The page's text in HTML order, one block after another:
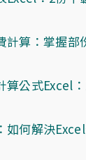
計算：掌握部
算公式Excel
如何解決